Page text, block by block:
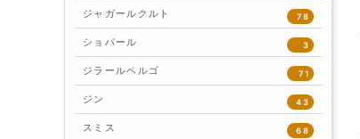
ジャガールクルト 78
ショパール 3
ジラールペルゴ 71
ジン 43
スミス 68